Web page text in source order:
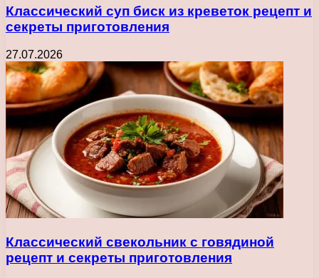
Классический суп биск из креветок рецепт и
секреты приготовления
27.07.2026
Классический свекольник с говядиной
рецепт и секреты приготовления